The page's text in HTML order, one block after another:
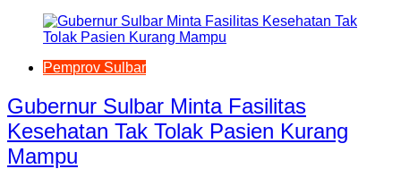
Pemprov Sulbar
Gubernur Sulbar Minta Fasilitas
Kesehatan Tak Tolak Pasien Kurang
Mampu